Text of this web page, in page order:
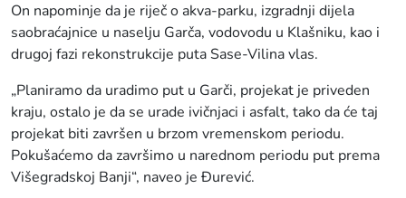
On napominje da je riječ o akva-parku, izgradnji dijela
saobraćajnice u naselju Garča, vodovodu u Klašniku, kao i
drugoj fazi rekonstrukcije puta Sase-Vilina vlas.
„Planiramo da uradimo put u Garči, projekat je priveden
kraju, ostalo je da se urade ivičnjaci i asfalt, tako da će taj
projekat biti završen u brzom vremenskom periodu.
Pokušaćemo da završimo u narednom periodu put prema
Višegradskoj Banji“, naveo je Đurević.